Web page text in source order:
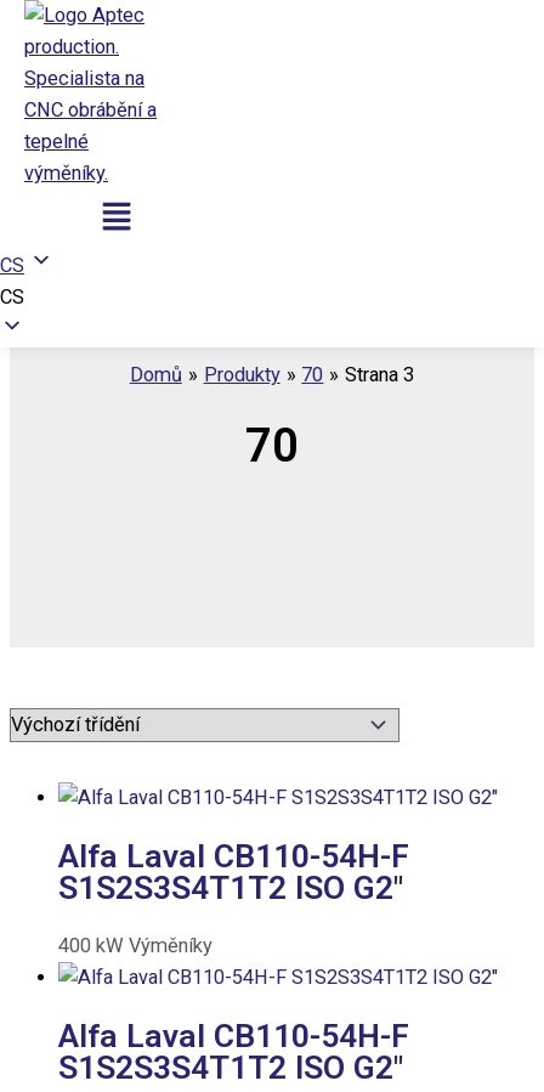
Přeskočit
na
obsah
Aptec production
Nabídka
CS
CS
Domů Produkty 70 Strana 3
70
Alfa Laval CB110-54H-F
S1S2S3S4T1T2 ISO G2″
400 kW Výměníky
Alfa Laval CB110-54H-F
S1S2S3S4T1T2 ISO G2″